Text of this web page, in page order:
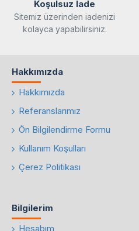
Koşulsuz İade
Sitemiz üzerinden iadenizi
kolayca yapabilirsiniz.
Hakkımızda
Hakkımızda
Referanslarımız
Ön Bilgilendirme Formu
Kullanım Koşulları
Çerez Politikası
Bilgilerim
Hesabım